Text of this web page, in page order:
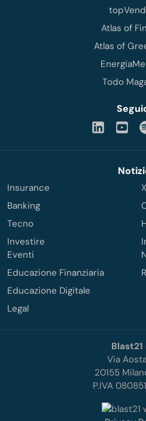
Atlas of
Atlas of
Todo
Insurance
Banking
Tecno
Investire
Eventi
Educazione Finanziaria
Educazione Digitale
Legal
Blast21
Via
20155
P.IVA